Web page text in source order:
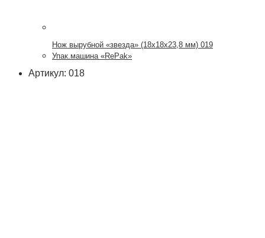
Нож вырубной «звезда» (18х18х23,8 мм) 019
Упак.машина «RePak»
Артикул: 018